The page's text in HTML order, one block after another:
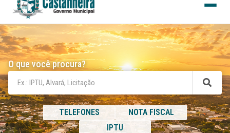
O que você procura?
TELEFONES
NOTA FISCAL
IPTU